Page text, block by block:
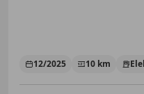
12/2025 10 km